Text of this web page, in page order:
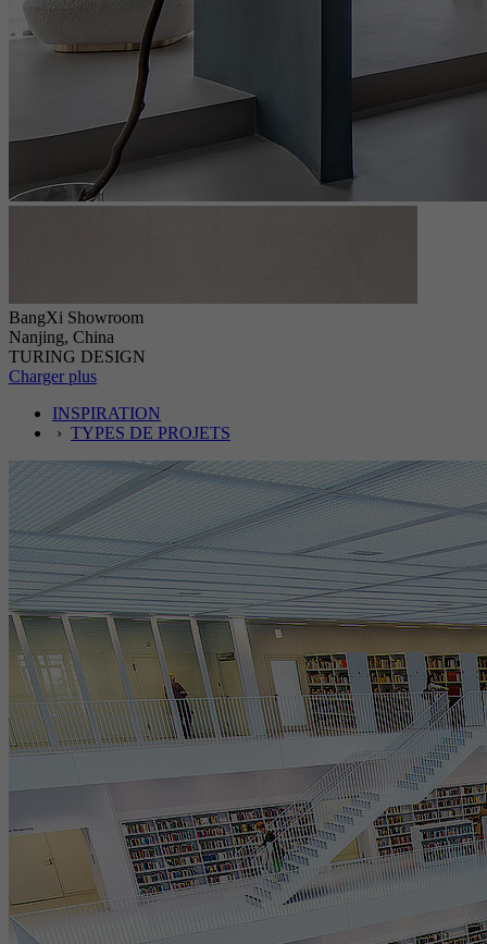
BangXi Showroom
Nanjing, China
TURING DESIGN
Charger plus
INSPIRATION
› TYPES DE PROJETS